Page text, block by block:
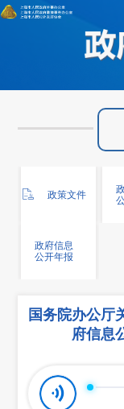
政策文件
政府信息
公开年报
国务院办公厅
府信息